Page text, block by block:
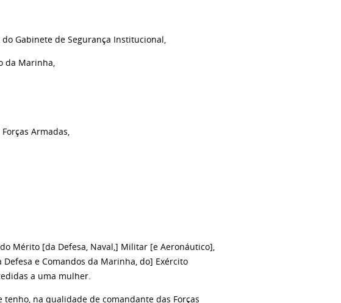
do Gabinete de Segurança Institucional,
da Marinha,
Armadas,
Mérito [da Defesa, Naval,] Militar [e Aeronáutico],
e Comandos da Marinha, do] Exército
a uma mulher.
na qualidade de comandante das Forças